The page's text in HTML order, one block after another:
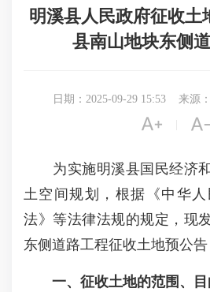
明溪县人民政府征收土
县南山地块东侧道
日期：2025-09-29 15:53 来源

为实施明溪县国民经济和
土空间规划，根据《中华
法》等法律法规的规定，现
东侧道路工程征收土地预公告
一、征收土地的范围、